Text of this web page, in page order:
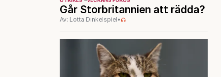
Går Storbritannien att rädda?
Av: Lotta Dinkelspiel•